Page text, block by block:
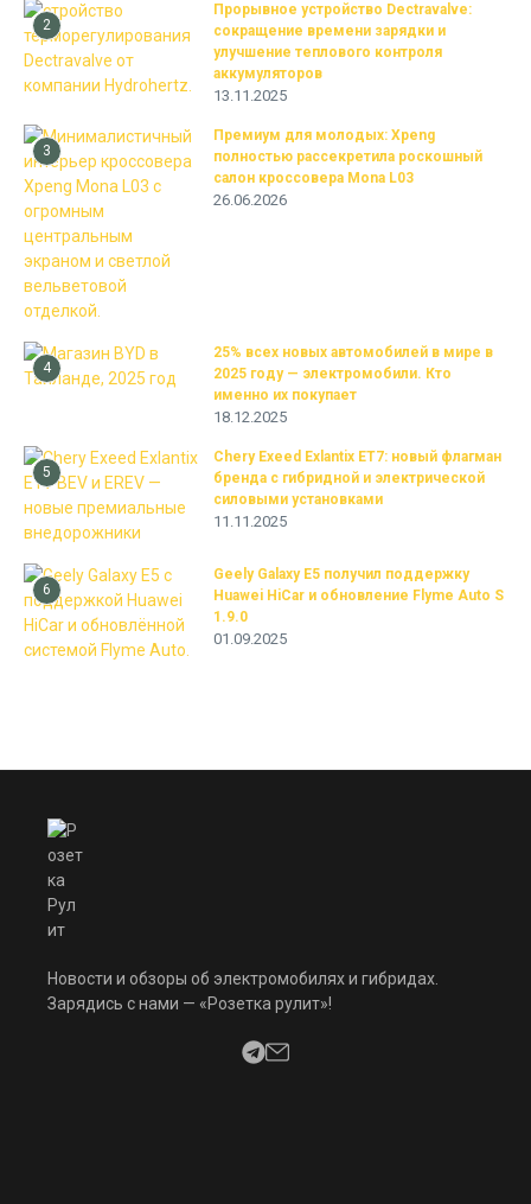
2
Прорывное устройство Dectravalve:
сокращение времени зарядки и
улучшение теплового контроля
аккумуляторов
13.11.2025
3
Премиум для молодых: Xpeng
полностью рассекретила роскошный
салон кроссовера Mona L03
26.06.2026
4
25% всех новых автомобилей в мире в
2025 году — электромобили. Кто
именно их покупает
18.12.2025
5
Chery Exeed Exlantix ET7: новый флагман
бренда с гибридной и электрической
силовыми установками
11.11.2025
6
Geely Galaxy E5 получил поддержку
Huawei HiCar и обновление Flyme Auto S
1.9.0
01.09.2025
Новости и обзоры об электромобилях и гибридах.
Зарядись с нами — «Розетка рулит»!